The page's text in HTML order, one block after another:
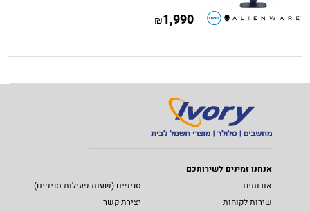
1,990
₪
אנחנו זמינים לשירותכם
אודותינו
סניפים (שעות פעילות סניפים)
שירות לקוחות
יצירת קשר